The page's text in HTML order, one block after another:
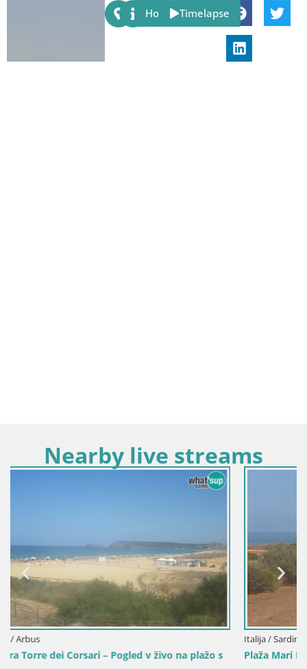
Share:
Host Timelapse
Nearby live streams
s Plaža Mari Ermi | Is Arutas – Oristano